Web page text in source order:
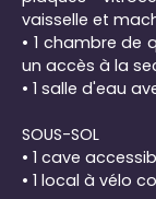
vaisselle et
• 1 chambre de
un accès à la
• 1 salle d'eau
SOUS-SOL
• 1 cave
• 1 local à vélo